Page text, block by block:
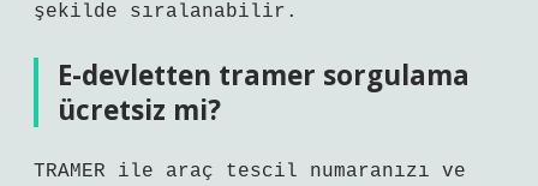
şekilde sıralanabilir.
E-devletten tramer sorgulama
ücretsiz mi?
TRAMER ile araç tescil numaranızı ve